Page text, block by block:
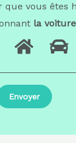
que vous êtes
la voiture